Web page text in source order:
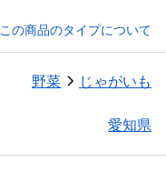
この商品のタイプについて
野菜 じゃがいも
愛知県